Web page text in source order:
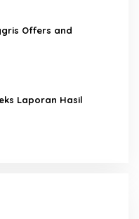
Offers and
Laporan Hasil